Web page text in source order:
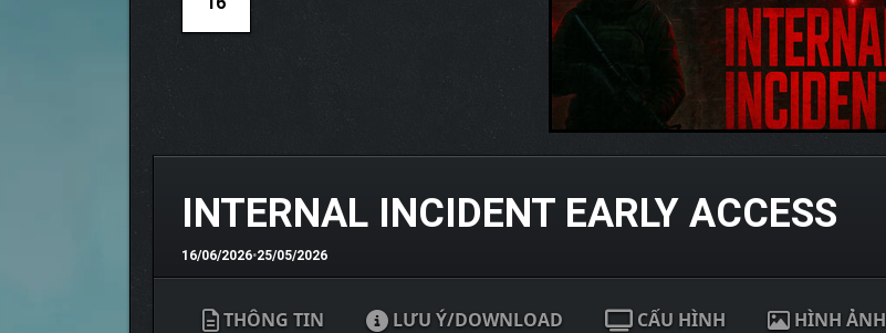
INTERNAL INCIDENT EARLY ACCESS
16/06/2026•25/05/2026
THÔNG TIN LƯU Ý/DOWNLOAD CẤU HÌNH HÌNH ẢNH